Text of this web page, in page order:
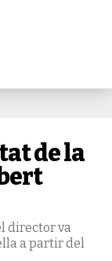
de la
director va
a partir del